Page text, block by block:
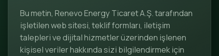
Bu metin, Renevo Energy Ticaret A.Ş. tarafından
işletilen web sitesi, teklif formları, iletişim
talepleri ve dijital hizmetler üzerinden işlenen
kişisel veriler hakkında sizi bilgilendirmek için